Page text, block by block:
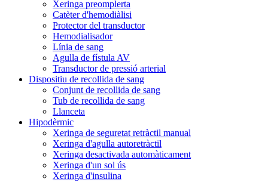
Xeringa preomplerta
Catèter d'hemodiàlisi
Protector del transductor
Hemodialisador
Línia de sang
Agulla de fístula AV
Transductor de pressió arterial
Dispositiu de recollida de sang
Conjunt de recollida de sang
Tub de recollida de sang
Llanceta
Hipodèrmic
Xeringa de seguretat retràctil manual
Xeringa d'agulla autoretràctil
Xeringa desactivada automàticament
Xeringa d'un sol ús
Xeringa d'insulina